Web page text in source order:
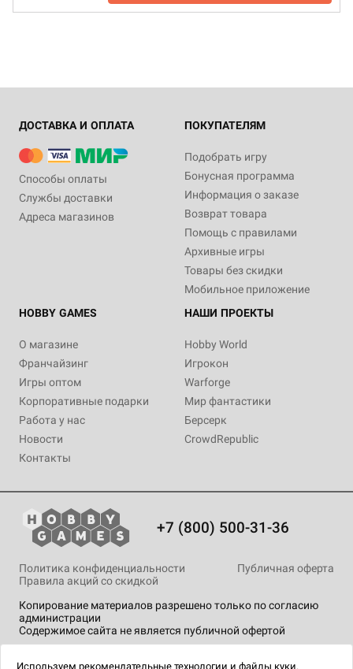
ДОСТАВКА И ОПЛАТА
Способы оплаты
Службы доставки
Адреса магазинов
ПОКУПАТЕЛЯМ
Подобрать игру
Бонусная программа
Информация о заказе
Возврат товара
Помощь с правилами
Архивные игры
Товары без скидки
Мобильное приложение
HOBBY GAMES
О магазине
Франчайзинг
Игры оптом
Корпоративные подарки
Работа у нас
Новости
Контакты
НАШИ ПРОЕКТЫ
Hobby World
Игрокон
Warforge
Мир фантастики
Берсерк
CrowdRepublic
+7 (800) 500-31-36
Копирование материалов разрешено только по согласию
администрации
Содержимое сайта не является публичной офертой
Политика конфиденциальности
Публичная оферта
Правила акций со скидкой
технологии.
Используем рекомендательные технологии и файлы куки.